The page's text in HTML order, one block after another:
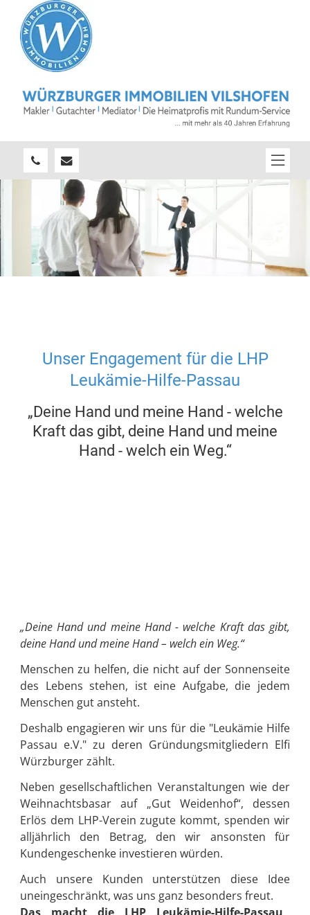
Unser Engagement für die LHP
Leukämie-Hilfe-Passau
„Deine Hand und meine Hand - welche
Kraft das gibt, deine Hand und meine
Hand - welch ein Weg.“
„Deine Hand und meine Hand - welche Kraft das gibt,
deine Hand und meine Hand – welch ein Weg.“
Menschen zu helfen, die nicht auf der Sonnenseite
des Lebens stehen, ist eine Aufgabe, die jedem
Menschen gut ansteht.
Deshalb engagieren wir uns für die "Leukämie Hilfe
Passau e.V." zu deren Gründungsmitgliedern Elfi
Würzburger zählt.
Neben gesellschaftlichen Veranstaltungen wie der
Weihnachtsbasar auf „Gut Weidenhof“, dessen
Erlös dem LHP-Verein zugute kommt, spenden wir
alljährlich den Betrag, den wir ansonsten für
Kundengeschenke investieren würden.
Auch unsere Kunden unterstützen diese Idee
uneingeschränkt, was uns ganz besonders freut.
Das macht die LHP Leukämie-Hilfe-Passau